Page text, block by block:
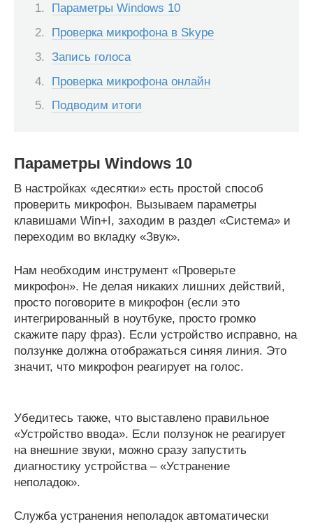
Параметры Windows 10
Проверка микрофона в Skype
Запись голоса
Проверка микрофона онлайн
Подводим итоги
Параметры Windows 10
В настройках «десятки» есть простой способ
проверить микрофон. Вызываем параметры
клавишами Win+I, заходим в раздел «Система» и
переходим во вкладку «Звук».
Нам необходим инструмент «Проверьте
микрофон». Не делая никаких лишних действий,
просто поговорите в микрофон (если это
интегрированный в ноутбуке, просто громко
скажите пару фраз). Если устройство исправно, на
ползунке должна отображаться синяя линия. Это
значит, что микрофон реагирует на голос.
Убедитесь также, что выставлено правильное
«Устройство ввода». Если ползунок не реагирует
на внешние звуки, можно сразу запустить
диагностику устройства – «Устранение
неполадок».
Служба устранения неполадок автоматически